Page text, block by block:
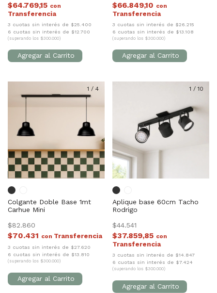
$64.769,15 con
3 cuotas sin interés de $25.400
6 cuotas sin interés de $12.700
(superando los $300.000)
$66.849,10 con
3 cuotas sin interés de $26.215
6 cuotas sin interés de $13.108
(superando los $300.000)
1 / 4
Colgante Doble Base 1mt
Carhue Mini
$82.860
$70.431 con
3 cuotas sin interés de $27.620
6 cuotas sin interés de $13.810
(superando los $300.000)
1 / 10
Aplique base 60cm Tacho
Rodrigo
$44.541
$37.859,85 con
3 cuotas sin interés de $14.847
6 cuotas sin interés de $7.424
(superando los $300.000)